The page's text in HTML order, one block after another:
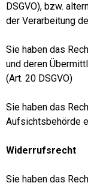
DSGVO), bzw.
der Verarbeitung
Sie haben das
und deren
(Art. 20 DSGVO)
Sie haben das
Aufsichtsbehörde
Widerrufsrecht
Sie haben das